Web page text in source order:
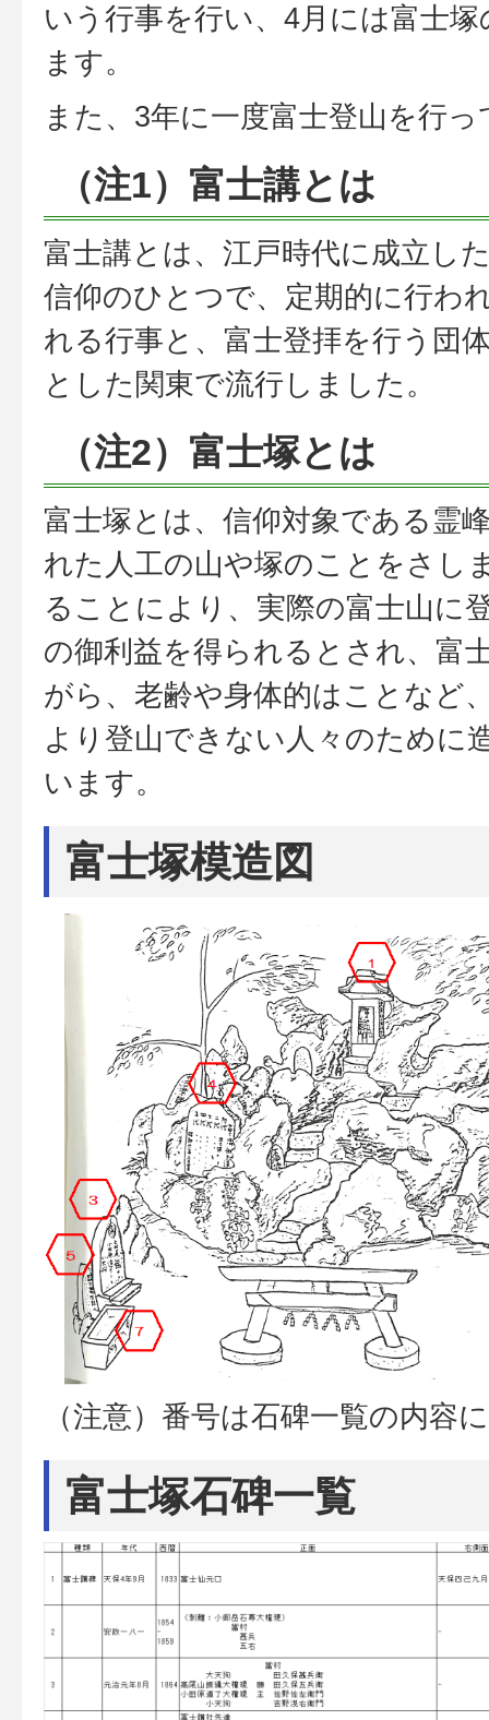
いう行事を行い、4月には富士
ます。
また、3年に一度富士登山を行
（注1）富士講とは
富士講とは、江戸時代に成立し
信仰のひとつで、定期的に行わ
れる行事と、富士登拝を行う団
とした関東で流行しました。
（注2）富士塚とは
富士塚とは、信仰対象である霊
れた人工の山や塚のことをさし
ることにより、実際の富士山に
の御利益を得られるとされ、富
がら、老齢や身体的はことなど
より登山できない人々のために
います。
富士塚模造図
（注意）番号は石碑一覧の内容
富士塚石碑一覧